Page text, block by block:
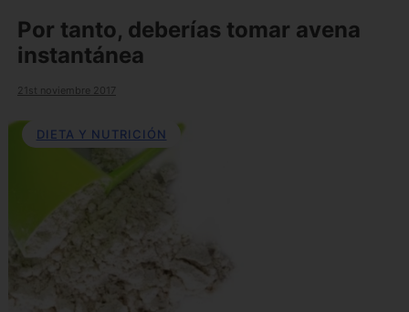
Por tanto, deberías tomar avena
instantánea
21st noviembre 2017
DIETA Y NUTRICIÓN